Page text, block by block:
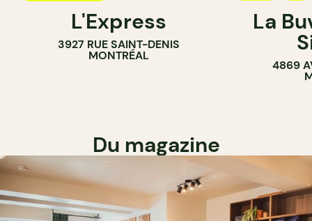
L'Express
3927 RUE SAINT-DENIS
MONTRÉAL
BAR À VIN
La
4869
Du magazine